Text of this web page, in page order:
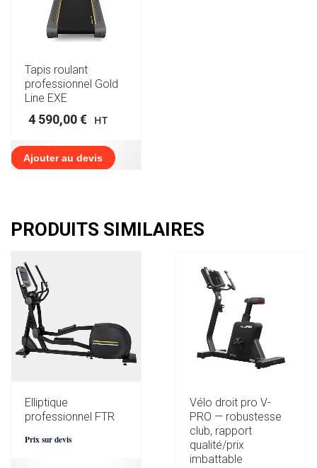
Tapis roulant
professionnel Gold
Line EXE
4 590,00€ HT
Ajouter au devis
PRODUITS SIMILAIRES
Elliptique
professionnel FTR
Prix sur devis
Vélo droit pro V-
PRO — robustesse
club, rapport
qualité/prix
imbattable